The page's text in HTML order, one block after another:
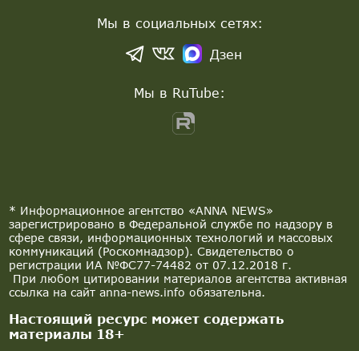
* Информационное агентство «ANNA NEWS»
зарегистрировано в Федеральной службе по надзору в
сфере связи, информационных технологий и массовых
коммуникаций (Роскомнадзор). Свидетельство о
регистрации ИА №ФС77-74482 от 07.12.2018 г.
При любом цитировании материалов агентства активная
ссылка на сайт anna-news.info обязательна.
Настоящий ресурс может содержать
материалы 18+
Мы в социальных сетях:
Дзен
Мы в RuTube: